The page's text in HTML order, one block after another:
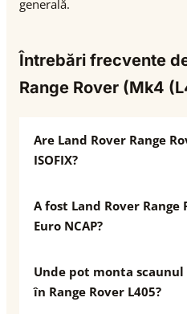
generală.
Întrebări frecvente
Range Rover (Mk4
Are Land Rover Range
ISOFIX?
A fost Land Rover
Euro NCAP?
Unde pot monta
în Range Rover L405?